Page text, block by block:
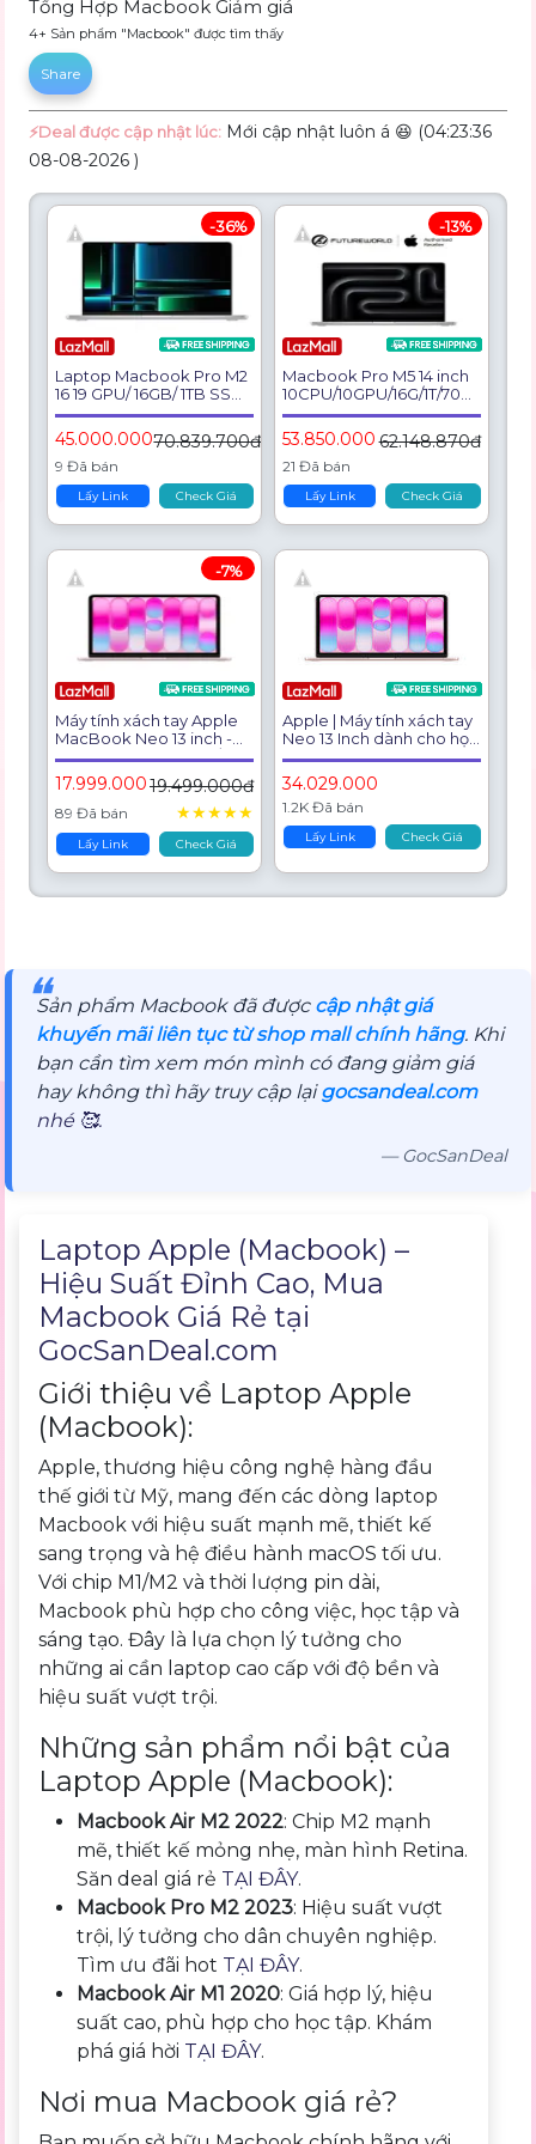
Tổng Hợp Macbook Giảm giá
4+ Sản phẩm "Macbook" được tìm thấy
Share
⚡️Deal được cập nhật lúc: Mới cập nhật luôn á 😆 (04:23:36
08-08-2026 )
Laptop Macbook Pro M2
16 19 GPU/ 16GB/ 1TB SSD
- Hàng Chính Hãng
45.000.00070.839.700đ
9 Đã bán
Lấy Link Check Giá
-36%
Macbook Pro M5 14 inch
10CPU/10GPU/16G/1T/70W
- [FUTUREWORLD-AAR]
53.850.00062.148.870đ
21 Đã bán
Lấy Link Check Giá
-13%
Máy tính xách tay Apple
MacBook Neo 13 inch -
Hàng Chính Hãng SA/A
17.999.00019.499.000đ
89 Đã bán ★★★★★
Lấy Link Check Giá
-7%
Apple | Máy tính xách tay
Neo 13 Inch dành cho học
sinh, sinh viên và văn
phòng
34.029.000
1.2K Đã bán
Lấy Link Check Giá
❝
Sản phẩm Macbook đã được cập nhật giá
khuyến mãi liên tục từ shop mall chính hãng. Khi
bạn cần tìm xem món mình có đang giảm giá
hay không thì hãy truy cập lạigocsandeal.com
nhé 🥰.
— GocSanDeal
Laptop Apple (Macbook) –
Hiệu Suất Đỉnh Cao, Mua
Macbook Giá Rẻ tại
GocSanDeal.com
Giới thiệu về Laptop Apple
(Macbook):
Apple, thương hiệu công nghệ hàng đầu
thế giới từ Mỹ, mang đến các dòng laptop
Macbook với hiệu suất mạnh mẽ, thiết kế
sang trọng và hệ điều hành macOS tối ưu.
Với chip M1/M2 và thời lượng pin dài,
Macbook phù hợp cho công việc, học tập và
sáng tạo. Đây là lựa chọn lý tưởng cho
những ai cần laptop cao cấp với độ bền và
hiệu suất vượt trội.
Những sản phẩm nổi bật của
Laptop Apple (Macbook):
Macbook Air M2 2022: Chip M2 mạnh
mẽ, thiết kế mỏng nhẹ, màn hình Retina.
Săn deal giá rẻ TẠI ĐÂY.
Macbook Pro M2 2023: Hiệu suất vượt
trội, lý tưởng cho dân chuyên nghiệp.
Tìm ưu đãi hot TẠI ĐÂY.
Macbook Air M1 2020: Giá hợp lý, hiệu
suất cao, phù hợp cho học tập. Khám
phá giá hời TẠI ĐÂY.
Nơi mua Macbook giá rẻ?